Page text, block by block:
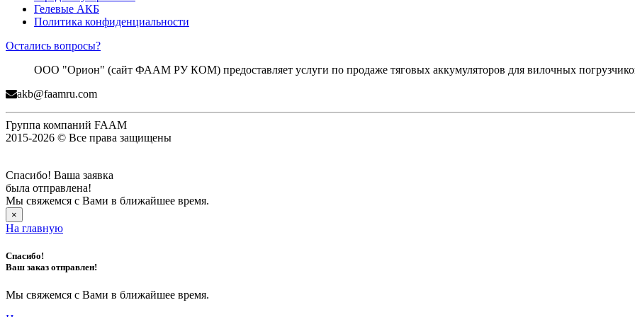
Гелевые АКБ
Политика конфиденциальности
Остались вопросы?
ООО "Орион" (сайт ФААМ РУ КОМ) предоставляет услуги по продаже тяговых аккумуляторов для вилочных
akb@faamru.com
Группа компаний FAAM
2015-2026 © Все права защищены
Спасибо! Ваша заявка
была отправлена!
Мы свяжемся с Вами в ближайшее время.
×
На главную
Спасибо!
Ваш заказ отправлен!
Мы свяжемся с Вами в ближайшее время.